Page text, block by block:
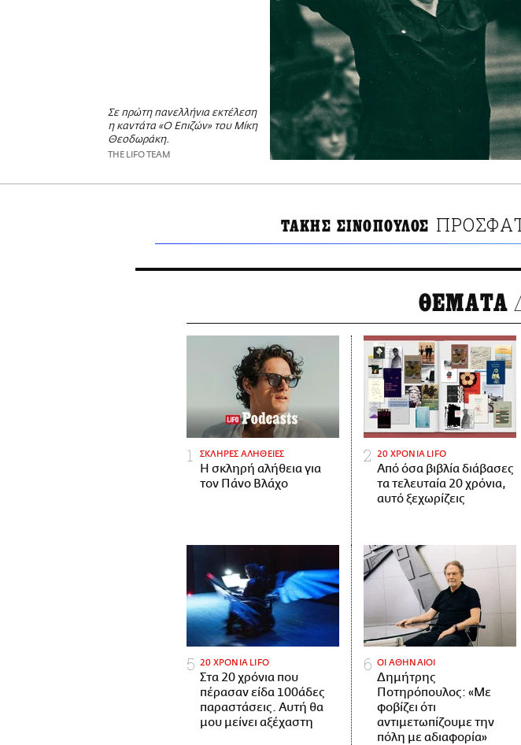
Σε πρώτη πανελλήνια εκτέλεση
η καντάτα «Ο Επιζών» του Μίκη
Θεοδωράκη.
THE LIFO TEAM
ΤΑΚΗΣ ΣΙΝΟΠΟΥΛΟΣ
ΘΕΜΑΤΑ
ΣΚΛΗΡΕΣ ΑΛΗΘΕΙΕΣ
H σκληρή αλήθεια για
τον Πάνο Βλάχο
20 ΧΡΟΝΙΑ LIFO
Από όσα βιβλία διάβασες
τα τελευταία 20 χρόνια,
αυτό ξεχωρίζεις
20 ΧΡΟΝΙΑ LIFO
Στα 20 χρόνια που
πέρασαν είδα 100άδες
παραστάσεις. Αυτή θα
μου μείνει αξέχαστη
ΟΙ ΑΘΗΝΑΙΟΙ
Δημήτρης
Ποτηρόπουλος: «Με
φοβίζει ότι
αντιμετωπίζουμε την
πόλη με αδιαφορία»